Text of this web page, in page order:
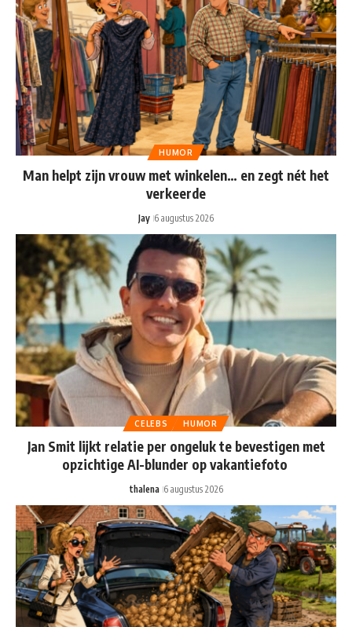
HUMOR
Man helpt zijn vrouw met winkelen… en zegt nét het
verkeerde
Jay 6 augustus 2026
CELEBS HUMOR
Jan Smit lijkt relatie per ongeluk te bevestigen met
opzichtige AI-blunder op vakantiefoto
thalena 6 augustus 2026